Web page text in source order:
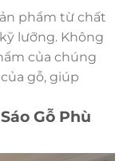
phẩm từ chất
lưỡng. Không
của chúng
gỗ, giúp
Gỗ Phù